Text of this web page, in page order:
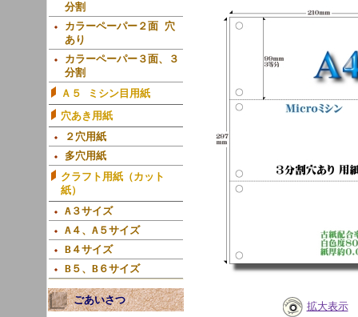
分割
カラーペーパー２面 穴
あり
カラーペーパー３面、３
分割
Ａ５ ミシン目用紙
穴あき用紙
２穴用紙
多穴用紙
クラフト用紙（カット
紙）
A３サイズ
A４、A５サイズ
B４サイズ
B５、B６サイズ
ごあいさつ
拡大表示